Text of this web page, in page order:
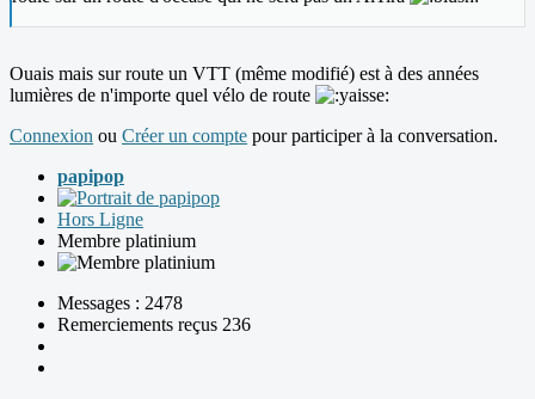
Ouais mais sur route un VTT (même modifié) est à des années
lumières de n'importe quel vélo de route
Connexion ou Créer un compte pour participer à la conversation.
papipop
Hors Ligne
Membre platinium
Messages : 2478
Remerciements reçus 236